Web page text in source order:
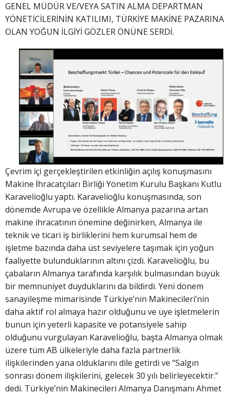
GENEL MÜDÜR VE/VEYA SATIN ALMA DEPARTMAN
YÖNETİCİLERİNİN KATILIMI, TÜRKİYE MAKİNE PAZARINA
OLAN YOĞUN İLGİYİ GÖZLER ÖNÜNE SERDİ.
Çevrim içi gerçekleştirilen etkinliğin açılış konuşmasını
Makine İhracatçıları Birliği Yönetim Kurulu Başkanı Kutlu
Karavelioğlu yaptı. Karavelioğlu konuşmasında, son
dönemde Avrupa ve özellikle Almanya pazarına artan
makine ihracatının önemine değinirken, Almanya ile
teknik ve ticari iş birliklerini hem kurumsal hem de
işletme bazında daha üst seviyelere taşımak için yoğun
faaliyette bulunduklarının altını çizdi. Karavelioğlu, bu
çabaların Almanya tarafında karşılık bulmasından büyük
bir memnuniyet duyduklarını da bildirdi. Yeni dönem
sanayileşme mimarisinde Türkiye’nin Makinecileri’nin
daha aktif rol almaya hazır olduğunu ve üye işletmelerin
bunun için yeterli kapasite ve potansiyele sahip
olduğunu vurgulayan Karavelioğlu, başta Almanya olmak
üzere tüm AB ülkeleriyle daha fazla partnerlik
ilişkilerinden yana olduklarını dile getirdi ve “Salgın
sonrası dönem ilişkilerini, gelecek 30 yılı belirleyecektir.”
dedi. Türkiye’nin Makinecileri Almanya Danışmanı Ahmet